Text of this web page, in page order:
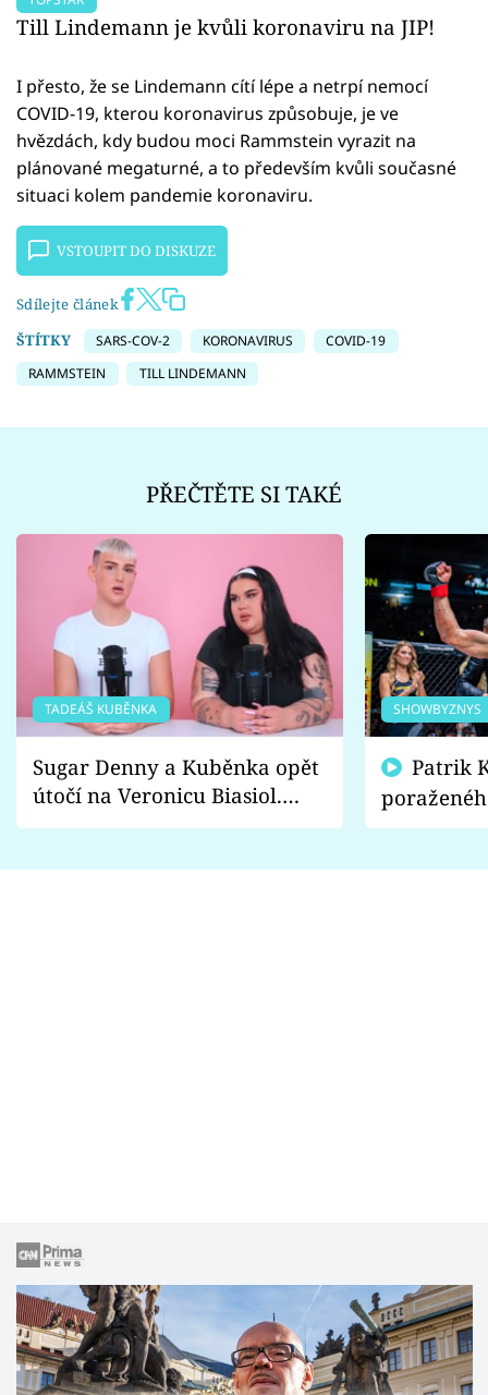
Till Lindemann je kvůli koronaviru na JIP!
I přesto, že se Lindemann cítí lépe a netrpí nemocí
COVID-19, kterou koronavirus způsobuje, je ve
hvězdách, kdy budou moci Rammstein vyrazit na
plánované megaturné, a to především kvůli současné
situaci kolem pandemie koronaviru.
VSTOUPIT DO DISKUZE
Sdílejte článek
ŠTÍTKY
SARS-COV-2 KORONAVIRUS
COVID-19
RAMMSTEIN
TILL LINDEMANN
PŘEČTĚTE SI TAKÉ
TADEÁŠ KUBĚNKA
Sugar Denny a Kuběnka opět
útočí na Veronicu Biasiol.
Proč je podle nich falešná a
SHOWBYZNYS
fanoušci